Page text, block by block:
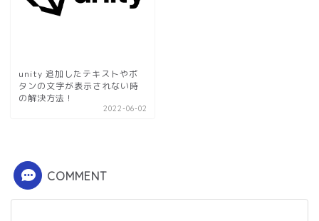
unity 追加したテキストやボ
タンの文字が表示されない時
の解決方法！
2022-06-02
COMMENT